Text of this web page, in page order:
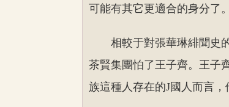
可能有其它更適合的身分了。
相較于對張華琳緋聞史
茶賢集團怕了王子齊。王子
族這種人存在的J國人而言，